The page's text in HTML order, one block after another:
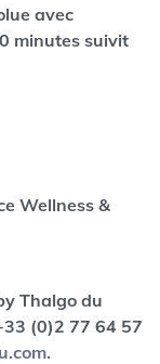
avec
minutes suivit
Wellness &
Thalgo du
(0)2 77 64 57
.